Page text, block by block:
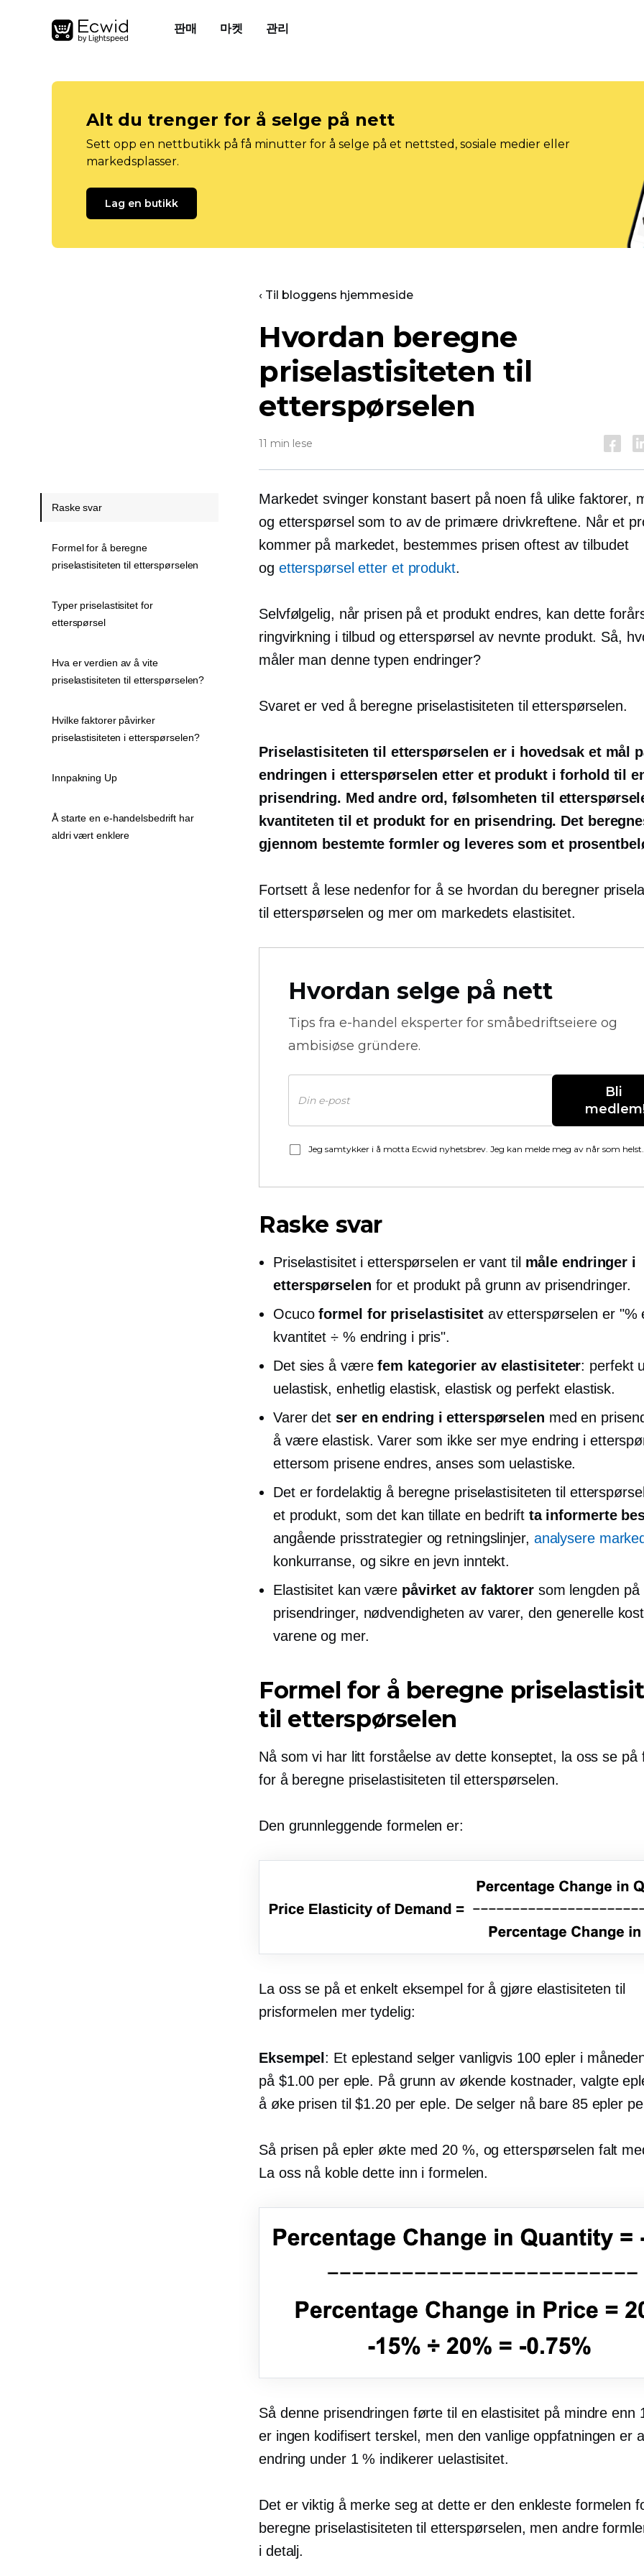
판매 마켓 관리
Alt du trenger for å selge på nett
Sett opp en nettbutikk på få minutter for å selge på et nettsted, sosiale medier eller
markedsplasser.
Lag en butikk
‹ Til bloggens hjemmeside
Hvordan beregne
priselastisiteten til
etterspørselen
11 min lese
Markedet svinger konstant basert på noen få ulike faktorer,
og etterspørsel som to av de primære drivkreftene. Når et
kommer på markedet, bestemmes prisen oftest av tilbudet
og etterspørsel etter et produkt.
Selvfølgelig, når prisen på et produkt endres, kan dette
ringvirkning i tilbud og etterspørsel av nevnte produkt. Så,
måler man denne typen endringer?
Svaret er ved å beregne priselastisiteten til etterspørselen.
Priselastisiteten til etterspørselen er i hovedsak et mål
endringen i etterspørselen etter et produkt i forhold til
prisendring. Med andre ord, følsomheten til
kvantiteten til et produkt for en prisendring. Det
gjennom bestemte formler og leveres som et
Fortsett å lese nedenfor for å se hvordan du beregner
til etterspørselen og mer om markedets elastisitet.
Hvordan selge på nett
Tips fra e-handel eksperter for småbedriftseiere og
ambisiøse gründere.
Bli
Jeg samtykker i å motta Ecwid nyhetsbrev. Jeg kan melde meg av når som helst.
Raske svar
Priselastisitet i etterspørselen er vant til måle endringer i
etterspørselen for et produkt på grunn av prisendringer.
Ocucoformel for priselastisitetav etterspørselen er "%
kvantitet ÷ % endring i pris".
Det sies å værefem kategorier av elastisiteter: perfekt
uelastisk, enhetlig elastisk, elastisk og perfekt elastisk.
Varer det ser en endring i etterspørselen med en
å være elastisk. Varer som ikke ser mye endring i
ettersom prisene endres, anses som uelastiske.
Det er fordelaktig å beregne priselastisiteten til
et produkt, som det kan tillate en bedrift ta informerte
angående prisstrategier og retningslinjer, analysere
konkurranse, og sikre en jevn inntekt.
Elastisitet kan være påvirket av faktorersom lengden på
prisendringer, nødvendigheten av varer, den generelle
varene og mer.
Formel for å beregne
til etterspørselen
Nå som vi har litt forståelse av dette konseptet, la oss se på
for å beregne priselastisiteten til etterspørselen.
Den grunnleggende formelen er:
La oss se på et enkelt eksempel for å gjøre elastisiteten til
prisformelen mer tydelig:
Eksempel : Et eplestand selger vanligvis 100 epler i
på $1.00 per eple. På grunn av økende kostnader, valgte
å øke prisen til $1.20 per eple. De selger nå bare 85 epler
Så prisen på epler økte med 20 %, og etterspørselen falt
La oss nå koble dette inn i formelen.
Så denne prisendringen førte til en elastisitet på mindre enn
er ingen kodifisert terskel, men den vanlige oppfatningen er
endring under 1 % indikerer uelastisitet.
Det er viktig å merke seg at dette er den enkleste formelen
beregne priselastisiteten til etterspørselen, men andre
i detalj.
Raske svar
Formel for å beregne
priselastisiteten til etterspørselen
Typer priselastisitet for
etterspørsel
Hva er verdien av å vite
priselastisiteten til etterspørselen?
Hvilke faktorer påvirker
priselastisiteten i etterspørselen?
Innpakning Up
Å starte en e-handelsbedrift har
aldri vært enklere